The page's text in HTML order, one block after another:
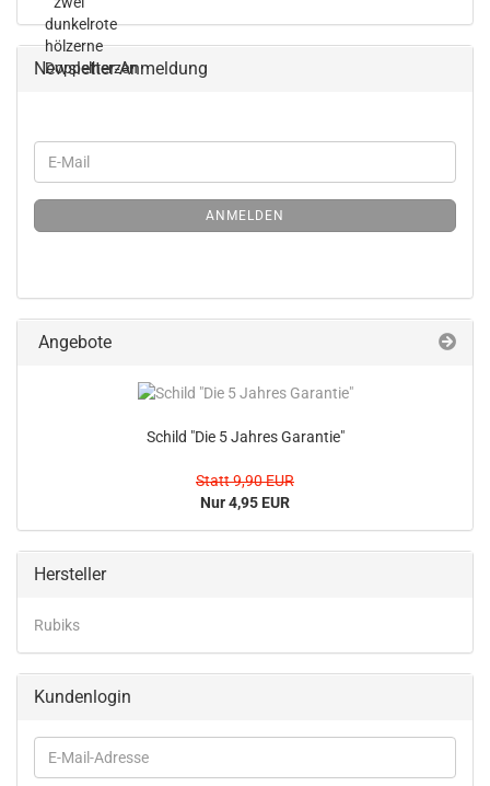
Newsletter-Anmeldung
ANMELDEN
Angebote
Schild "Die 5 Jahres Garantie"
Statt 9,90 EUR
Nur 4,95 EUR
Hersteller
Rubiks
Kundenlogin